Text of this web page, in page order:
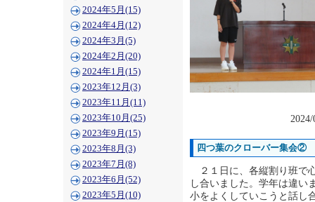
2024年5月(15)
2024年4月(12)
2024年3月(5)
2024年2月(20)
2024年1月(15)
2023年12月(3)
2023年11月(11)
2023年10月(25)
2023年9月(15)
2023年8月(3)
2023年7月(8)
2023年6月(52)
2023年5月(10)
四つ葉のクローバー集会②
２１日に、各縦割り班で
し合いました。学年は違い
小をよくしていこうと話し